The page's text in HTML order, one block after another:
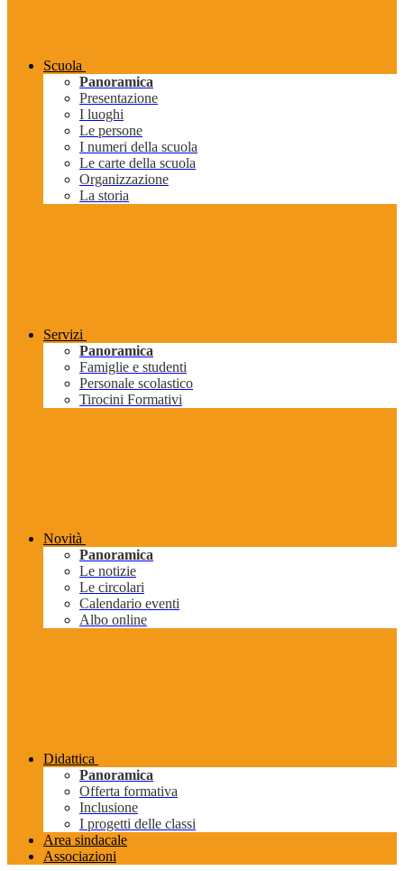
Scuola
Panoramica
Presentazione
I luoghi
Le persone
I numeri della scuola
Le carte della scuola
Organizzazione
La storia
Servizi
Panoramica
Famiglie e studenti
Personale scolastico
Tirocini Formativi
Novità
Panoramica
Le notizie
Le circolari
Calendario eventi
Albo online
Didattica
Panoramica
Offerta formativa
Inclusione
I progetti delle classi
Area sindacale
Associazioni